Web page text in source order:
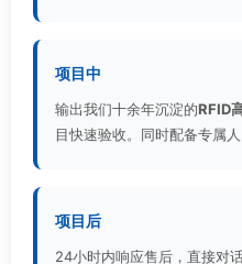
项目中
输出我们十余年沉淀的RFID
目快速验收。同时配备专属人
项目后
24小时内响应售后，直接对